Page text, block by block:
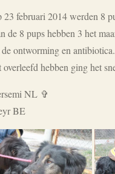
23 februari 2014 werden 8
de 8 pups hebben 3 het
ontworming en
overleefd hebben ging het
NL ✞
BE